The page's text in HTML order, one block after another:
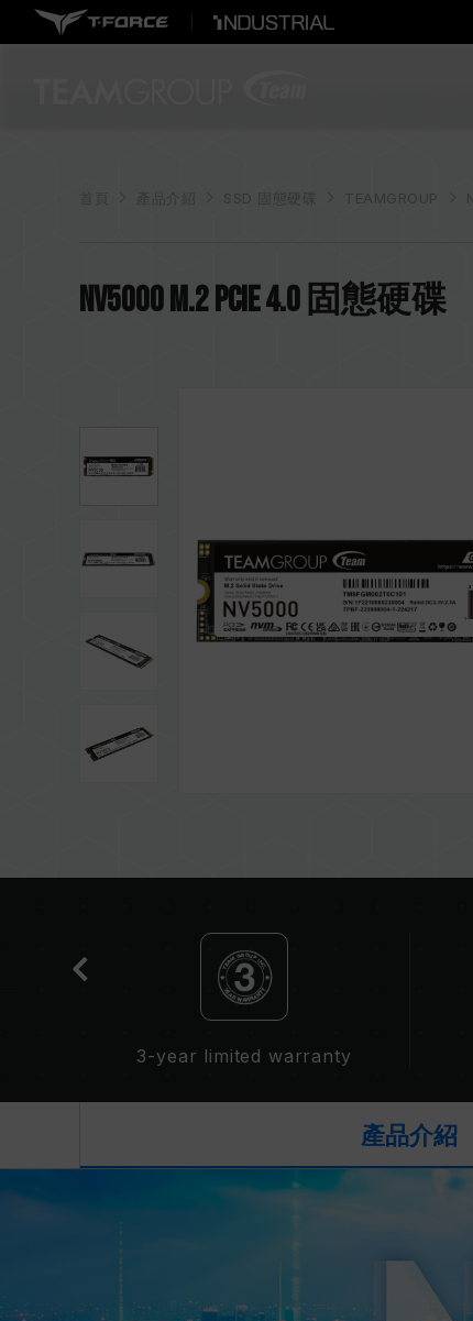
產品介紹 SSD 固態硬碟 TEAMGROUP
NV5000 M.2 PCIe 4.0 固態硬碟
3-year limited warranty
產品介紹